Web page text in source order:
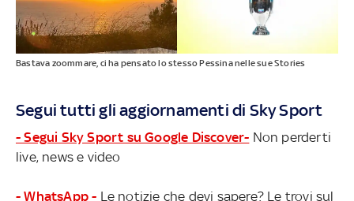
Bastava zoommare, ci ha pensato lo stesso Pessina nelle sue Stories
Segui tutti gli aggiornamenti di Sky Sport
- Segui Sky Sport su Google Discover- Non perderti
live, news e video
- WhatsApp - Le notizie che devi sapere? Le trovi sul